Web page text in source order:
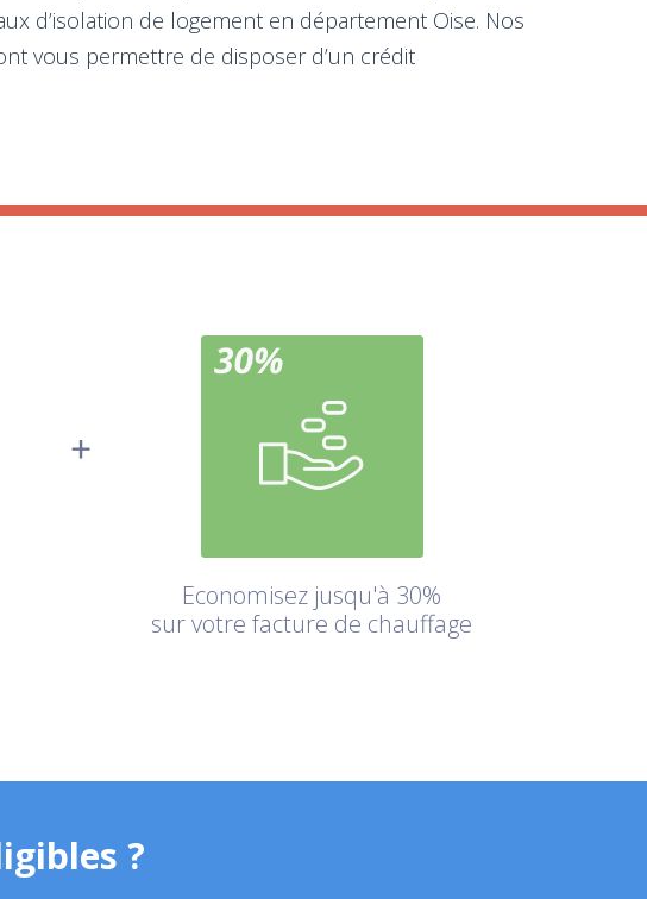
d’isolation de logement en département Oise. Nos
vous permettre de disposer d’un crédit
Economisez jusqu'à 30%
sur votre facture de chauffage
?